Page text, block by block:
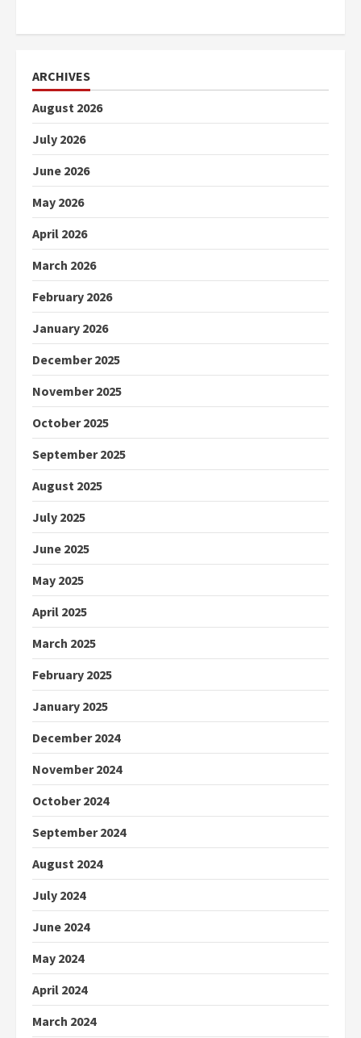
ARCHIVES
August 2026
July 2026
June 2026
May 2026
April 2026
March 2026
February 2026
January 2026
December 2025
November 2025
October 2025
September 2025
August 2025
July 2025
June 2025
May 2025
April 2025
March 2025
February 2025
January 2025
December 2024
November 2024
October 2024
September 2024
August 2024
July 2024
June 2024
May 2024
April 2024
March 2024